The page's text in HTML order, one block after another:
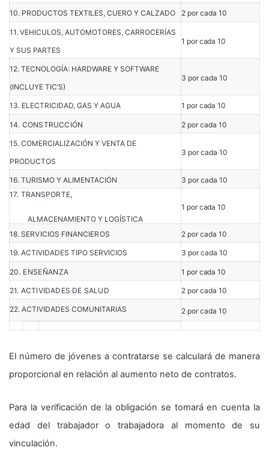
10. PRODUCTOS TEXTILES, CUERO Y CALZADO 2 por cada 10
11. VEHICULOS, AUTOMOTORES, CARROCERÍAS
Y SUS PARTES
1 por cada 10
12. TECNOLOGÍA: HARDWARE Y SOFTWARE
(INCLUYE TIC’S)
3 por cada 10
13. ELECTRICIDAD, GAS Y AGUA 1 por cada 10
14. CONSTRUCCIÓN 2 por cada 10
15. COMERCIALIZACIÓN Y VENTA DE
PRODUCTOS
3 por cada 10
16. TURISMO Y ALIMENTACIÓN
3 por cada 10
17. TRANSPORTE,
ALMACENAMIENTO Y LOGÍSTICA
1 por cada 10
18. SERVICIOS FINANCIEROS 2 por cada 10
19. ACTIVIDADES TIPO SERVICIOS 3 por cada 10
20. ENSEÑANZA 1 por cada 10
21. ACTIVIDADES DE SALUD 2 por cada 10
22. ACTIVIDADES COMUNITARIAS 2 por cada 10
El número de jóvenes a contratarse se calculará de manera
proporcional en relación al aumento neto de contratos.
Para la verificación de la obligación se tomará en cuenta la
edad del trabajador o trabajadora al momento de su
vinculación.